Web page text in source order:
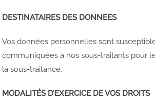
DESTINATAIRES DES DONNEES
Vos données personnelles sont
communiquées à nos sous-traitants pour
la sous-traitance.
MODALITÉS D’EXERCICE DE VOS DROITS